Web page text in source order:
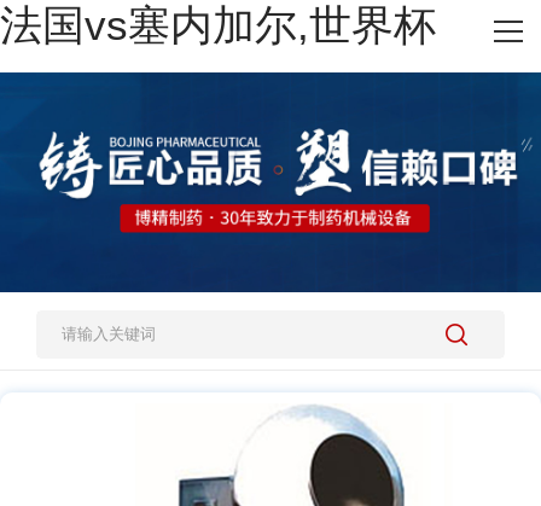
法国vs塞内加尔,世界杯
网站法国vs塞内加尔,世界杯
施工案例
人才招聘